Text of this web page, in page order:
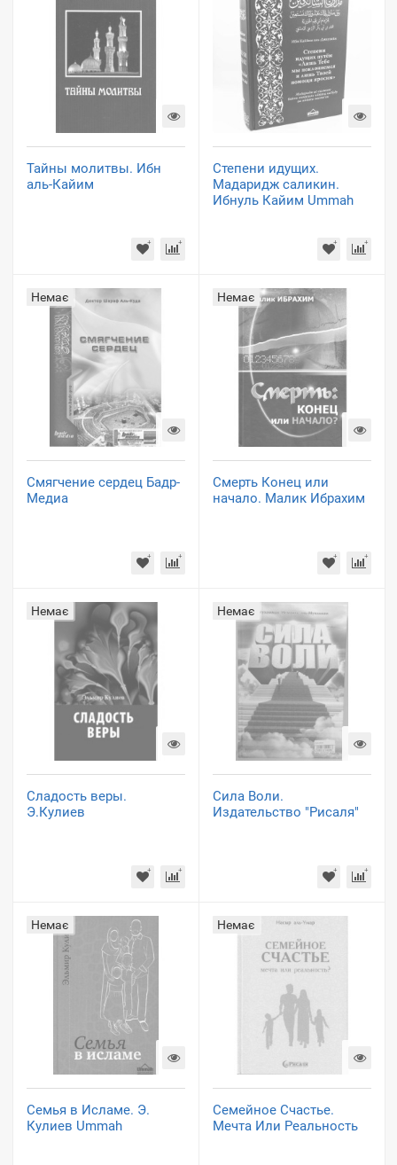
Тайны молитвы. Ибн
аль-Кайим
Степени идущих.
Мадаридж саликин.
Ибнуль Кайим Ummah
Немає
Смягчение сердец Бадр-
Медиа
Немає
Смерть Конец или
начало. Малик Ибрахим
Немає
Сладость веры.
Э.Кулиев
Немає
Сила Воли.
Издательство "Рисаля"
Немає
Семья в Исламе. Э.
Кулиев Ummah
Немає
Семейное Счастье.
Мечта Или Реальность